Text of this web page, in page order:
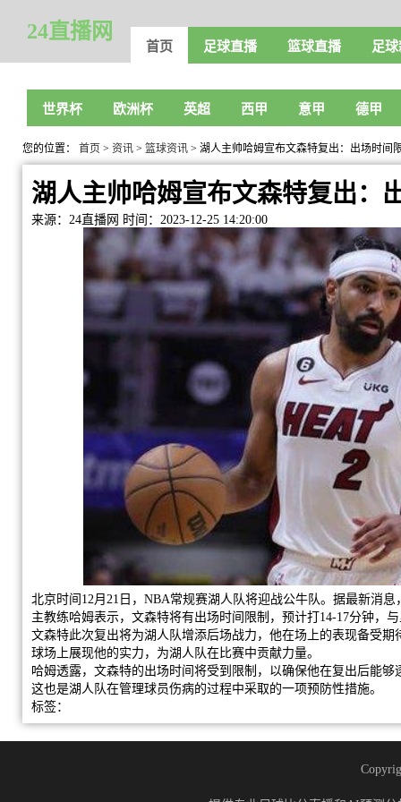
24直播网
首页 足球直播 篮球直播 足
世界杯 欧洲杯 英超 西甲 意甲 德甲
您的位置： 首页 > 资讯 > 篮球资讯 > 湖人主帅哈姆宣布文森特复出：出场时间
湖人主帅哈姆宣布文森特复出：
来源：24直播网 时间：2023-12-25 14:20:00
北京时间12月21日，NBA常规赛湖人队将迎战公牛队。据最新消
主教练哈姆表示，文森特将有出场时间限制，预计打14-17分钟，
文森特此次复出将为湖人队增添后场战力，他在场上的表现备受
球场上展现他的实力，为湖人队在比赛中贡献力量。
哈姆透露，文森特的出场时间将受到限制，以确保他在复出后能
这也是湖人队在管理球员伤病的过程中采取的一项预防性措施。
标签：